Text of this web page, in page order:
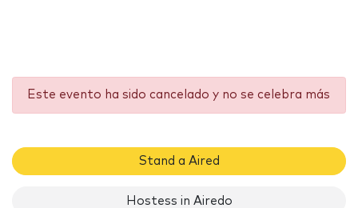
Este evento ha sido cancelado y no se celebra más
Stand a Aired
Hostess in Airedo